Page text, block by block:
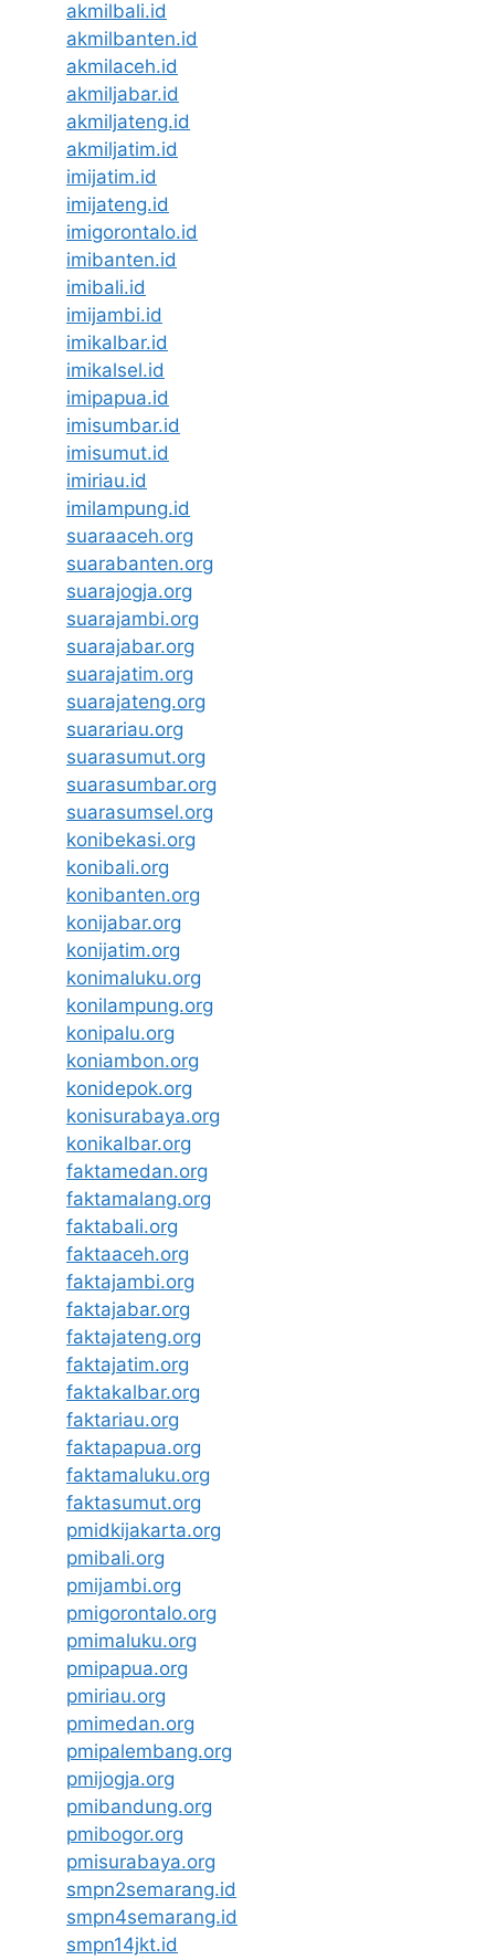
akmilbali.id
akmilbanten.id
akmilaceh.id
akmiljabar.id
akmiljateng.id
akmiljatim.id
imijatim.id
imijateng.id
imigorontalo.id
imibanten.id
imibali.id
imijambi.id
imikalbar.id
imikalsel.id
imipapua.id
imisumbar.id
imisumut.id
imiriau.id
imilampung.id
suaraaceh.org
suarabanten.org
suarajogja.org
suarajambi.org
suarajabar.org
suarajatim.org
suarajateng.org
suarariau.org
suarasumut.org
suarasumbar.org
suarasumsel.org
konibekasi.org
konibali.org
konibanten.org
konijabar.org
konijatim.org
konimaluku.org
konilampung.org
konipalu.org
koniambon.org
konidepok.org
konisurabaya.org
konikalbar.org
faktamedan.org
faktamalang.org
faktabali.org
faktaaceh.org
faktajambi.org
faktajabar.org
faktajateng.org
faktajatim.org
faktakalbar.org
faktariau.org
faktapapua.org
faktamaluku.org
faktasumut.org
pmidkijakarta.org
pmibali.org
pmijambi.org
pmigorontalo.org
pmimaluku.org
pmipapua.org
pmiriau.org
pmimedan.org
pmipalembang.org
pmijogja.org
pmibandung.org
pmibogor.org
pmisurabaya.org
smpn2semarang.id
smpn4semarang.id
smpn14jkt.id